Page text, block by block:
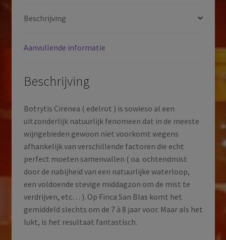
|
|
aantal
Beschrijving
Aanvullende informatie
Beschrijving
Botrytis Cirenea ( edelrot ) is sowieso al een
uitzonderlijk natuurlijk fenomeen dat in de meeste
wijngebieden gewoon niet voorkomt wegens
afhankelijk van verschillende factoren die echt
perfect moeten samenvallen ( oa. ochtendmist
door de nabijheid van een natuurlijke waterloop,
een voldoende stevige middagzon om de mist te
verdrijven, etc… ). Op Finca San Blas komt het
gemiddeld slechts om de 7 à 8 jaar voor. Maar als het
lukt, is het resultaat fantastisch.